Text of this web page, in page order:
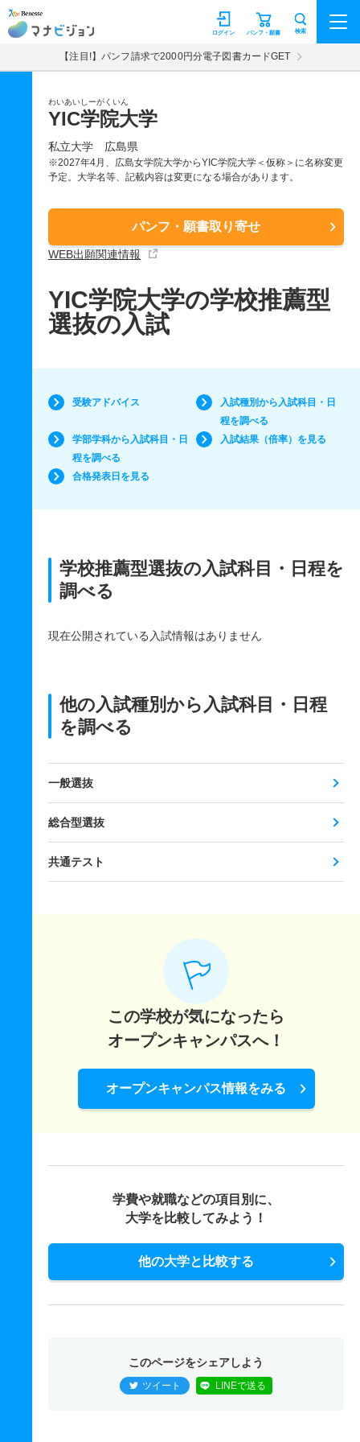
マナビジョン パンフ・願書
ログイン 検索
【注目!】パンフ請求で2000円分電子図書カードGET
わいあいしーがくいん
YIC学院大学
私立大学 広島県
※2027年4月、広島女学院大学からYIC学院大学＜仮称＞に名称変更
予定。大学名等、記載内容は変更になる場合があります。
パンフ・願書取り寄せ
WEB出願関連情報
YIC学院大学の学校推薦型
選抜の入試
受験アドバイス
入試種別から入試科目・日
程を調べる
学部学科から入試科目・日
程を調べる
入試結果（倍率）を見る
合格発表日を見る
学校推薦型選抜の入試科目・日程を
調べる
現在公開されている入試情報はありません
他の入試種別から入試科目・日程
を調べる
一般選抜
総合型選抜
共通テスト
この学校が気になったら
オープンキャンパスへ！
オープンキャンパス情報をみる
学費や就職などの項目別に、
大学を比較してみよう！
他の大学と比較する
このページをシェアしよう
ツイート LINEで送る